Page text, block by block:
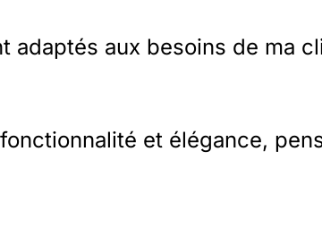
adaptés aux besoins de ma
et élégance,